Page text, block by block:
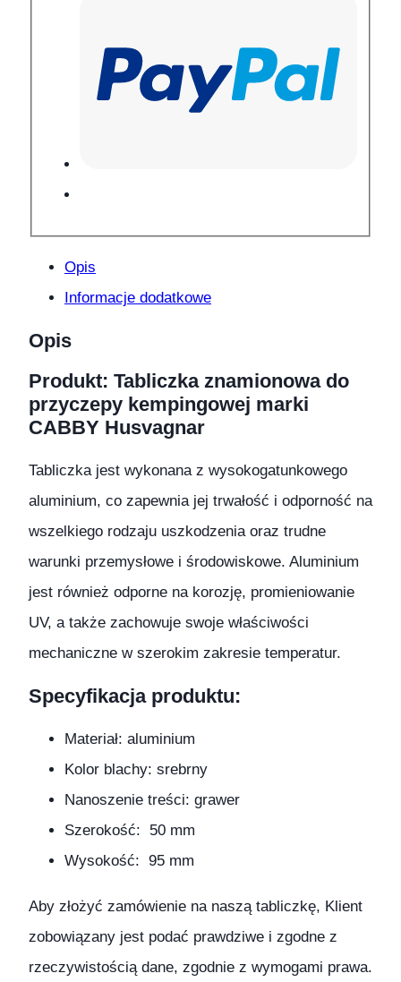
Opis
Informacje dodatkowe
Opis
Produkt: Tabliczka znamionowa do
przyczepy kempingowej marki
CABBY Husvagnar
Tabliczka jest wykonana z wysokogatunkowego
aluminium, co zapewnia jej trwałość i odporność na
wszelkiego rodzaju uszkodzenia oraz trudne
warunki przemysłowe i środowiskowe. Aluminium
jest również odporne na korozję, promieniowanie
UV, a także zachowuje swoje właściwości
mechaniczne w szerokim zakresie temperatur.
Specyfikacja produktu:
Materiał: aluminium
Kolor blachy: srebrny
Nanoszenie treści: grawer
Szerokość: 50 mm
Wysokość: 95 mm
Aby złożyć zamówienie na naszą tabliczkę, Klient
zobowiązany jest podać prawdziwe i zgodne z
rzeczywistością dane, zgodnie z wymogami prawa.